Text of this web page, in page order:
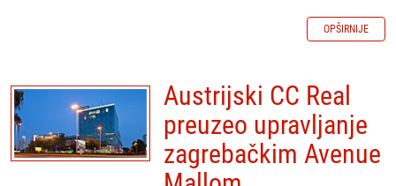
OPŠIRNIJE
Austrijski CC Real
preuzeo upravljanje
zagrebačkim Avenue